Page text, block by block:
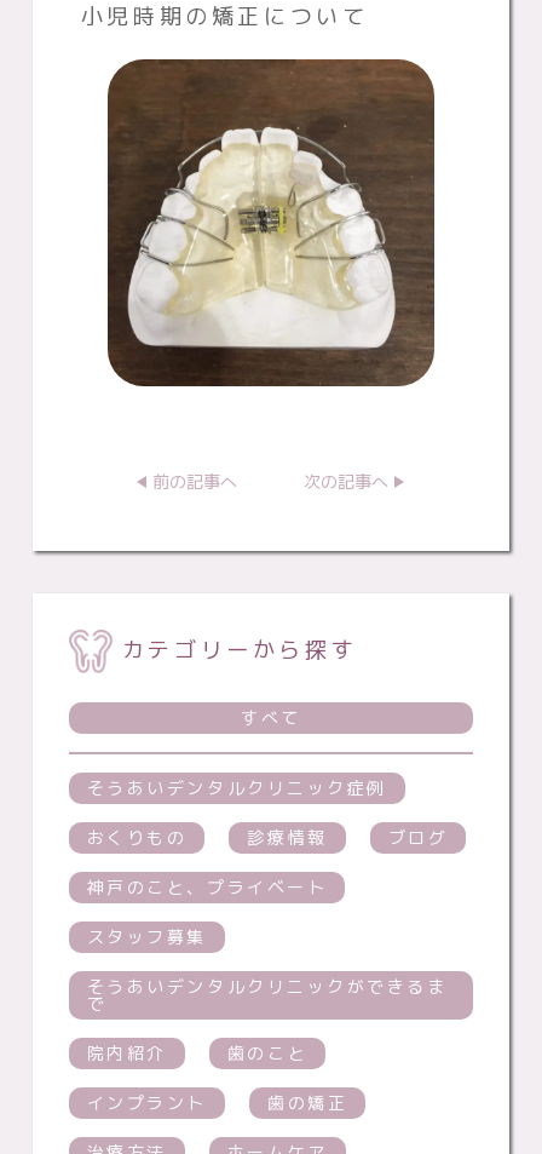
小児時期の矯正について
前の記事へ 次の記事へ
カテゴリーから探す
すべて
そうあいデンタルクリニック症例
おくりもの 診療情報 ブログ
神戸のこと、プライベート
スタッフ募集
そうあいデンタルクリニックができるま
で
院内紹介 歯のこと
インプラント 歯の矯正